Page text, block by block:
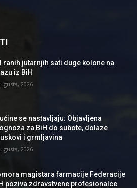
ranih jutarnjih sati duge kolone na
iz BiH
2026
se nastavljaju: Objavljena
za BiH do subote, dolaze
i grmljavina
2026
magistara farmacije Federacije
poziva zdravstvene profesionalce